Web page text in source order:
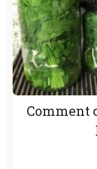
Comment